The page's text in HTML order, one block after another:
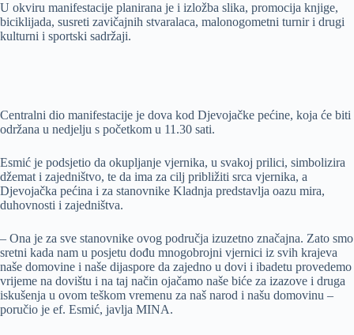
U okviru manifestacije planirana je i izložba slika, promocija knjige,
biciklijada, susreti zavičajnih stvaralaca, malonogometni turnir i drugi
kulturni i sportski sadržaji.
Centralni dio manifestacije je dova kod Djevojačke pećine, koja će biti
održana u nedjelju s početkom u 11.30 sati.
Esmić je podsjetio da okupljanje vjernika, u svakoj prilici, simbolizira
džemat i zajedništvo, te da ima za cilj približiti srca vjernika, a
Djevojačka pećina i za stanovnike Kladnja predstavlja oazu mira,
duhovnosti i zajedništva.
– Ona je za sve stanovnike ovog područja izuzetno značajna. Zato smo
sretni kada nam u posjetu dođu mnogobrojni vjernici iz svih krajeva
naše domovine i naše dijaspore da zajedno u dovi i ibadetu provedemo
vrijeme na dovištu i na taj način ojačamo naše biće za izazove i druga
iskušenja u ovom teškom vremenu za naš narod i našu domovinu –
poručio je ef. Esmić, javlja MINA.